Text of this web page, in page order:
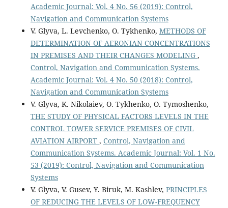
Academic Journal: Vol. 4 No. 56 (2019): Control,
Navigation and Communication Systems
V. Glyva, L. Levchenko, O. Tykhenko, METHODS ОF
DETERMINATION ОF AERONIAN CONCENTRATIONS
IN PREMISES AND THEIR CHANGES MODELING ,
Control, Navigation and Communication Systems.
Academic Journal: Vol. 4 No. 50 (2018): Control,
Navigation and Communication Systems
V. Glyva, K. Nikolaiev, O. Tykhenko, O. Tymoshenko,
THE STUDY OF PHYSICAL FACTORS LEVELS IN THE
CONTROL TOWER SERVICE PREMISES OF CIVIL
AVIATION AIRPORT , Control, Navigation and
Communication Systems. Academic Journal: Vol. 1 No.
53 (2019): Control, Navigation and Communication
Systems
V. Glyva, V. Gusev, Y. Biruk, M. Kashlev, PRINCIPLES
OF REDUCING THE LEVELS OF LOW-FREQUENCY